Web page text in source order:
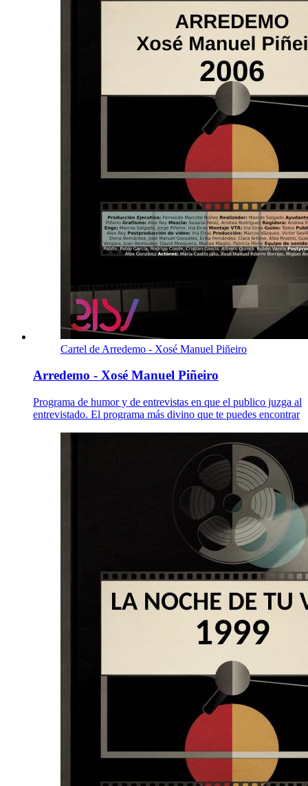
Cartel de Arredemo - Xosé Manuel Piñeiro
Arredemo - Xosé Manuel Piñeiro
Programa de humor y de entrevistas en que el publico juzga al
entrevistado. El programa más divino que te puedes encontrar